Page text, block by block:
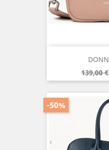
Prix
de
base
139,00 €
-50%